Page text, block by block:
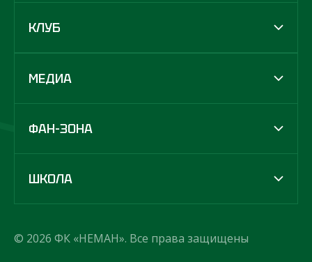
КЛУБ
МЕДИА
ФАН-ЗОНА
ШКОЛА
© 2026 ФК «НЕМАН». Все права защищены